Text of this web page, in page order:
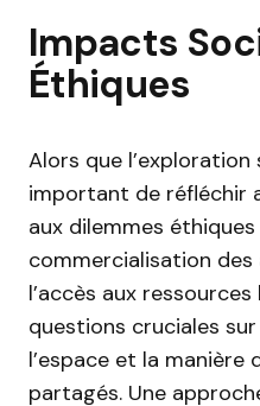
Impacts
Éthiques
Alors que
important de réfléchir
aux dilemmes
commercialisation
l’accès aux
questions cruciales
l’espace et la
partagés. Une